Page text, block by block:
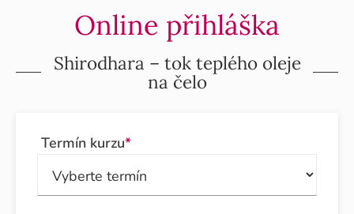
Online přihláška
Shirodhara – tok teplého oleje
na čelo
Termín kurzu*